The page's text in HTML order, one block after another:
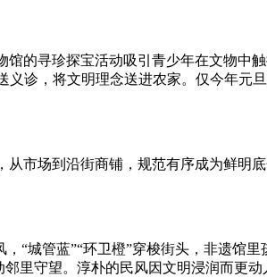
寻珍探宝活动吸引青少年在文物中触
诊，将文明理念送进农家。仅今年元
场到沿街商铺，规范有序成为鲜明底
城管蓝”“环卫橙”穿梭街头，非遗馆
里守望。淳朴的民风因文明浸润而更动